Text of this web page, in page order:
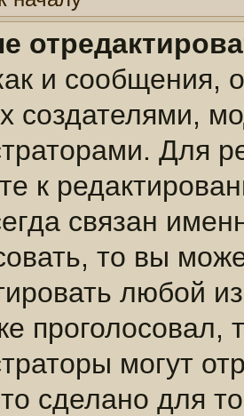
и сообщения,
создателями,
Для
к
связан
то вы
любой
могут
сделано для